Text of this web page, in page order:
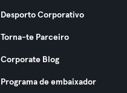
Desporto Corporativo
Torna-te Parceiro
Corporate Blog
Programa de embaixador